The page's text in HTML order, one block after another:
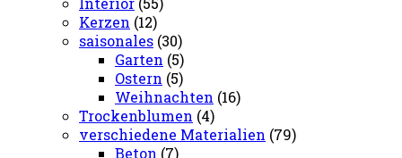
Kerzen (12)
saisonales (30)
Garten (5)
Ostern (5)
Weihnachten (16)
Trockenblumen (4)
verschiedene Materialien (79)
Beton (7)